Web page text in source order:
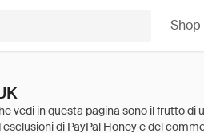
Shop